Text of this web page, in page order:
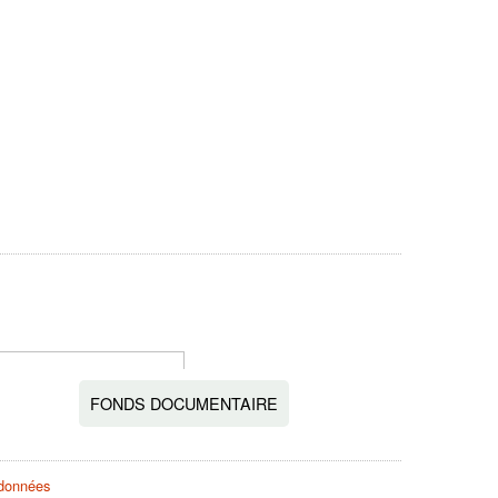
FONDS DOCUMENTAIRE